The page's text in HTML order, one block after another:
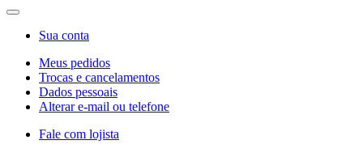
Sua conta
Meus pedidos
Trocas e cancelamentos
Dados pessoais
Alterar e-mail ou telefone
Fale com lojista